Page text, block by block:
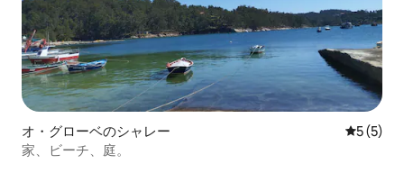
オ・グローベのシャレー レビュー
5 (5)
家、ビーチ、庭。